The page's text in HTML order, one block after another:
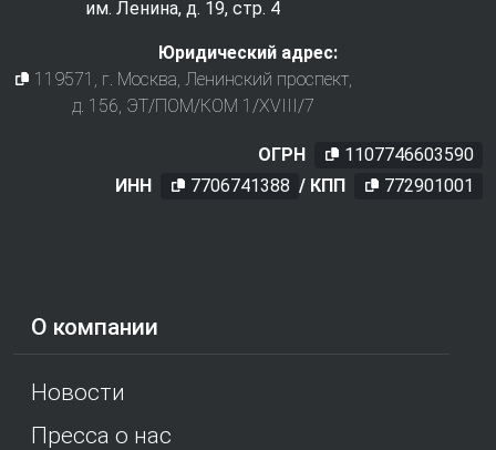
О компании
Новости
Пресса о нас
им. Ленина, д. 19, стр. 4
Юридический адрес:
119571 , г. Москва, Ленинский проспект,
д. 156, ЭТ/ПОМ/КОМ 1/XVIII/7
ОГРН
1107746603590
ИНН
7706741388 / КПП 772901001